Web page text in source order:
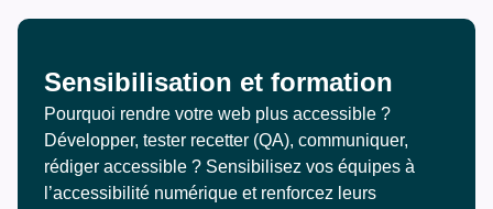
Sensibilisation et formation
Pourquoi rendre votre web plus accessible ?
Développer, tester recetter (QA), communiquer,
rédiger accessible ? Sensibilisez vos équipes à
l’accessibilité numérique et renforcez leurs